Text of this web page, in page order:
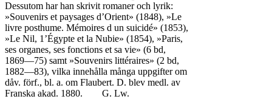
Dessutom har han skrivit romaner och lyrik:
»Souvenirs et paysages d’Orient» (1848), »Le
livre posthume. Mémoires d un suicidé» (1853),
»Le Nil, 1’Égypte et la Nubie» (1854), »Paris,
ses organes, ses fonctions et sa vie» (6 bd,
1869—75) samt »Souvenirs littéraires» (2 bd,
1882—83), vilka innehålla många uppgifter om
dåv. förf., bl. a. om Flaubert. D. blev medl. av
Franska akad. 1880.	G. Lw.